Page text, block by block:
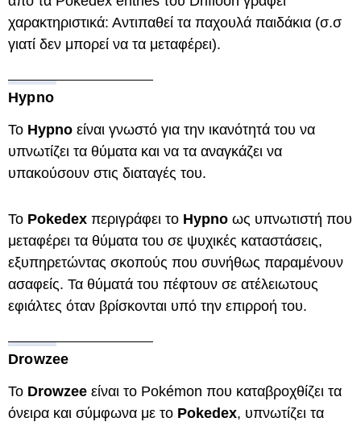
χαρακτηριστικά: Αντιπαθεί τα παχουλά παιδάκια (σ.σ
γιατί δεν μπορεί να τα μεταφέρει).
Hypno
Το Hypno είναι γνωστό για την ικανότητά του να
υπνωτίζει τα θύματα και να τα αναγκάζει να
υπακούσουν στις διαταγές του.
Το Pokedex περιγράφει το Hypno ως υπνωτιστή που
μεταφέρει τα θύματα του σε ψυχικές καταστάσεις,
εξυπηρετώντας σκοπούς που συνήθως παραμένουν
ασαφείς. Τα θύματά του πέφτουν σε ατέλειωτους
εφιάλτες όταν βρίσκονται υπό την επιρροή του.
Drowzee
Το Drowzee είναι το Pokémon που καταβροχθίζει τα
όνειρα και σύμφωνα με το Pokedex, υπνωτίζει τα